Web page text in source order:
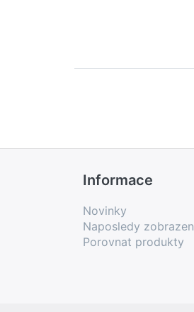
Informace
Novinky
Naposledy
Porovnat produkty